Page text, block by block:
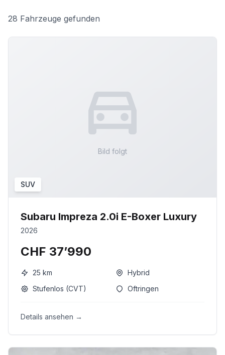
28 Fahrzeuge gefunden
Bild folgt
SUV
Subaru Impreza 2.0i E-Boxer Luxury
2026
CHF 37’990
25 km
Hybrid
Stufenlos (CVT)
Oftringen
Details ansehen →